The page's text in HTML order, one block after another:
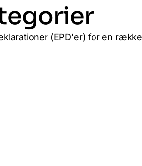
(EPD'er) for en række